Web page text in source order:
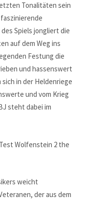
Tonalitäten sein
Spiels jongliert die
auf dem Weg ins
Festung die
und hassenswert
in der Heldenriege
und vom Krieg
steht dabei im
weicht
der aus dem